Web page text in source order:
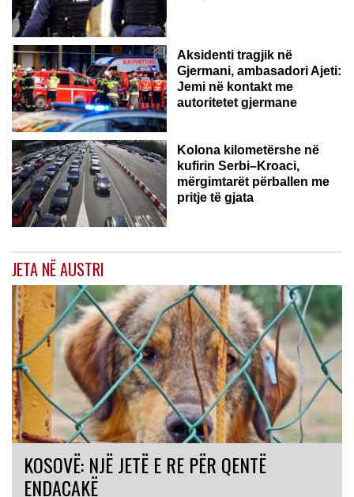
GJERMANI
Aksidenti tragjik në
Gjermani, ambasadori Ajeti:
Jemi në kontakt me
autoritetet gjermane
Kolona kilometërshe në
kufirin Serbi–Kroaci,
mërgimtarët përballen me
pritje të gjata
JETA NË AUSTRI
KOSOVË: NJË JETË E RE PËR QENTË
ENDACAKË